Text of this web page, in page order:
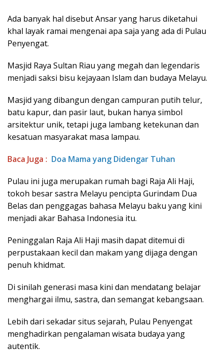
Ada banyak hal disebut Ansar yang harus diketahui
khal layak ramai mengenai apa saja yang ada di Pulau
Penyengat.
Masjid Raya Sultan Riau yang megah dan legendaris
menjadi saksi bisu kejayaan Islam dan budaya Melayu.
Masjid yang dibangun dengan campuran putih telur,
batu kapur, dan pasir laut, bukan hanya simbol
arsitektur unik, tetapi juga lambang ketekunan dan
kesatuan masyarakat masa lampau.
Baca Juga : Doa Mama yang Didengar Tuhan
Pulau ini juga merupakan rumah bagi Raja Ali Haji,
tokoh besar sastra Melayu pencipta Gurindam Dua
Belas dan penggagas bahasa Melayu baku yang kini
menjadi akar Bahasa Indonesia itu.
Peninggalan Raja Ali Haji masih dapat ditemui di
perpustakaan kecil dan makam yang dijaga dengan
penuh khidmat.
Di sinilah generasi masa kini dan mendatang belajar
menghargai ilmu, sastra, dan semangat kebangsaan.
Lebih dari sekadar situs sejarah, Pulau Penyengat
menghadirkan pengalaman wisata budaya yang
autentik.